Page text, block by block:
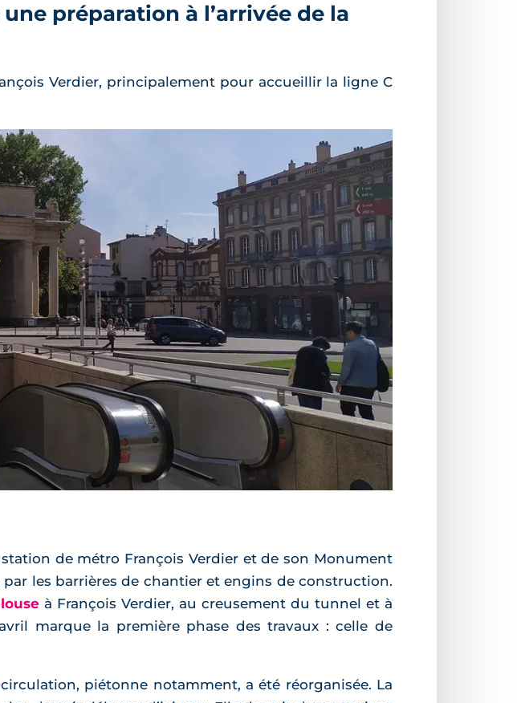
préparation à l’arrivée de la
Verdier, principalement pour accueillir la ligne C
de métro François Verdier et de son Monument
les barrières de chantier et engins de construction.
à François Verdier, au creusement du tunnel et à
marque la première phase des travaux : celle de
piétonne notamment, a été réorganisée. La